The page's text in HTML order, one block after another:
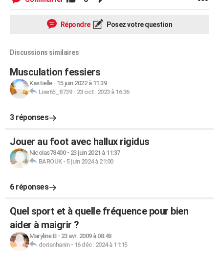
Répondre Posez votre question
Discussions similaires
Musculation fessiers
Kastielle- 15 juin 2022 à 11:39
Lise65_8739- 23 oct. 2023 à 16:36
3 réponses
Jouer au foot avec hallux rigidus
Nicolas78400- 23 juin 2021 à 11:37
BAROUK- 5 juin 2024 à 21:00
6 réponses
Quel sport et à quelle fréquence pour bien
aider à maigrir ?
Maryline B- 23 avr. 2009 à 08:48
dorianhanin- 16 déc. 2024 à 11:15